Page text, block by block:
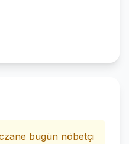
bugün nöbetçi